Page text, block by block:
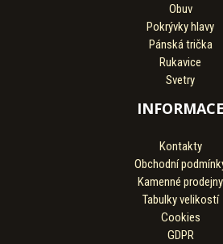
Obuv
Pokrývky hlavy
Pánská trička
Rukavice
Svetry
INFORMACE
Kontakty
Obchodní
Kamenné prodejny
Tabulky velikostí
Cookies
GDPR